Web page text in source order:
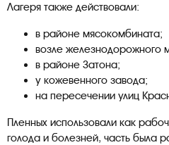
Лагеря также действовали:
в районе мясокомбината;
возле железнодорожного
в районе Затона;
у кожевенного завода;
на пересечении улиц
Пленных использовали как
голода и болезней, часть была